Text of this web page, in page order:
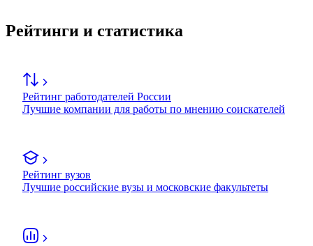
Рейтинги и статистика
Рейтинг работодателей России
Лучшие компании для работы по мнению соискателей
Рейтинг вузов
Лучшие российские вузы и московские факультеты